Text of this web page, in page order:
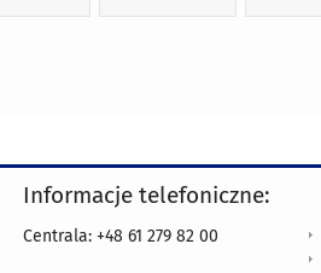
Informacje telefoniczne:
Centrala: +48 61 279 82 00